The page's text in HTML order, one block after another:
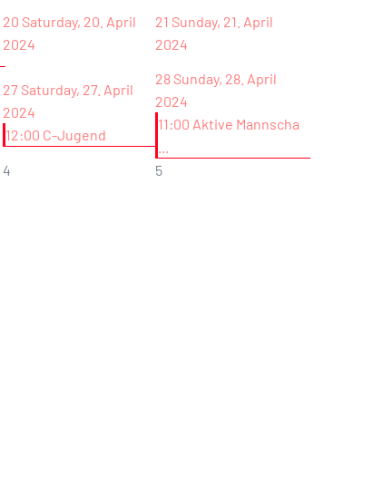
20 Saturday, 20. April
2024
21 Sunday, 21. April
2024
27 Saturday, 27. April
2024
12:00 C-Jugend
28 Sunday, 28. April
2024
11:00 Aktive Mannscha
4
5